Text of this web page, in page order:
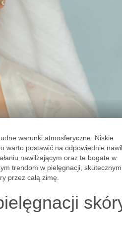
warunki atmosferyczne. Niskie
warto postawić na odpowiednie
nawilżającym oraz te bogate w
trendom w pielęgnacji, skutecznym
przez całą zimę.